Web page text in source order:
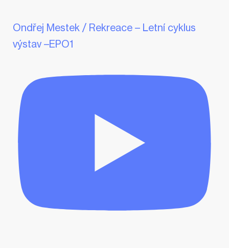
Ondřej Mestek / Rekreace – Letní cyklus
výstav –EPO1